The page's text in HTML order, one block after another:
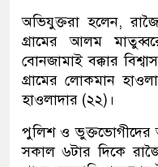
অভিযুক্তরা হলেন,
গ্রামের আলম
বোনজামাই বক্কার
গ্রামের লোকমান
হাওলাদার (২২)।
পুলিশ ও ভুক্তভোগীদের
সকাল ৬টার দিকে